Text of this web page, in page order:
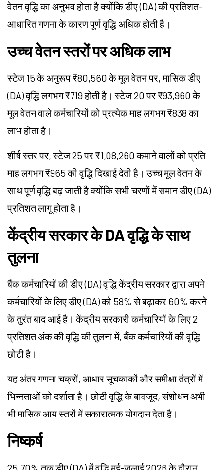
वेतन वृद्धि का अनुभव होता है क्योंकि डीए (DA) की प्रतिशत-
आधारित गणना के कारण पूर्ण वृद्धि अधिक होती है।
उच्च वेतन स्तरों पर अधिक लाभ
स्टेज 15 के अनुरूप ₹80,560 के मूल वेतन पर, मासिक डीए
(DA) वृद्धि लगभग ₹719 होती है। स्टेज 20 पर ₹93,960 के
मूल वेतन वाले कर्मचारियों को प्रत्येक माह लगभग ₹838 का
लाभ होता है।
शीर्ष स्तर पर, स्टेज 25 पर ₹1,08,260 कमाने वालों को प्रति
माह लगभग ₹965 की वृद्धि दिखाई देती है। उच्च मूल वेतन के
साथ पूर्ण वृद्धि बढ़ जाती है क्योंकि सभी चरणों में समान डीए (DA)
प्रतिशत लागू होता है।
केंद्रीय सरकार के DA वृद्धि के साथ
तुलना
बैंक कर्मचारियों की डीए (DA) वृद्धि केंद्रीय सरकार द्वारा अपने
कर्मचारियों के लिए डीए (DA) को 58% से बढ़ाकर 60% करने
के तुरंत बाद आई है। केंद्रीय सरकारी कर्मचारियों के लिए 2
प्रतिशत अंक की वृद्धि की तुलना में, बैंक कर्मचारियों की वृद्धि
छोटी है।
यह अंतर गणना चक्रों, आधार सूचकांकों और समीक्षा तंत्रों में
भिन्नताओं को दर्शाता है। छोटी वृद्धि के बावजूद, संशोधन अभी
भी मासिक आय स्तरों में सकारात्मक योगदान देता है।
निष्कर्ष
25.70% तक डीए (DA) में वृद्धि मई-जुलाई 2026 के दौरान